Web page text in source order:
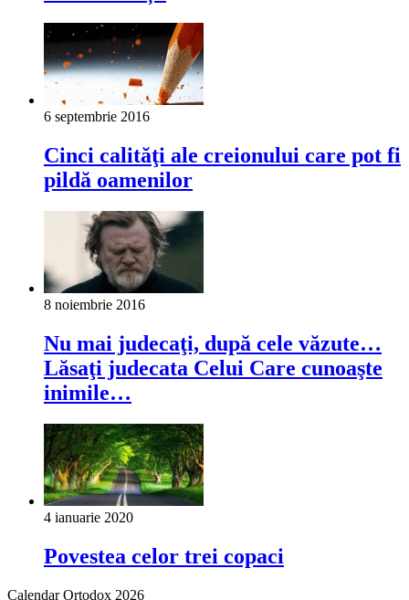
6 septembrie 2016
Cinci calităţi ale creionului care pot fi
pildă oamenilor
8 noiembrie 2016
Nu mai judecaţi, după cele văzute…
Lăsaţi judecata Celui Care cunoaşte
inimile…
4 ianuarie 2020
Povestea celor trei copaci
Calendar Ortodox 2026